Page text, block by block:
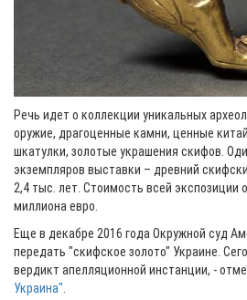
Речь идет о коллекции уникальных
оружие, драгоценные камни, ценные
шкатулки, золотые украшения скифов.
экземпляров выставки – древний
2,4 тыс. лет. Стоимость всей экспозиции
миллиона евро.
Еще в декабре 2016 года Окружной суд
передать "скифское золото" Украине.
вердикт апелляционной инстанции, -
Украина"